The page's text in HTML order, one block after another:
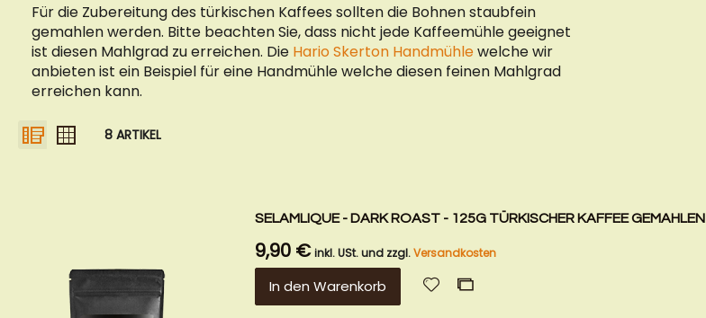
Für die Zubereitung des türkischen Kaffees sollten die Bohnen staubfein
gemahlen werden. Bitte beachten Sie, dass nicht jede Kaffeemühle geeignet
ist diesen Mahlgrad zu erreichen. Die Hario Skerton Handmühle welche wir
anbieten ist ein Beispiel für eine Handmühle welche diesen feinen Mahlgrad
erreichen kann.
ANSICHT
ALS
Liste Raster
8 ARTIKEL
SELAMLIQUE - DARK ROAST - 125G TÜRKISCHER KAFFEE GEMAHLEN
9,90 € inkl. USt. und zzgl.Versandkosten
In den Warenkorb
Zur
Zur